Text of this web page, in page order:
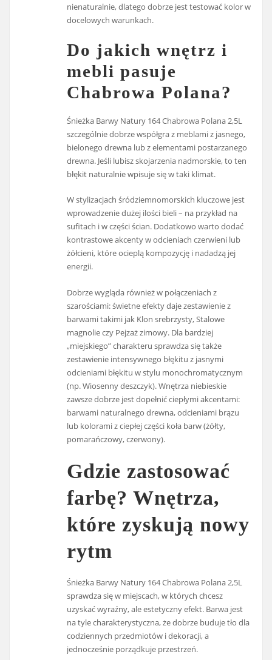
nienaturalnie, dlatego dobrze jest testować kolor w
docelowych warunkach.
Do jakich wnętrz i
mebli pasuje
Chabrowa Polana?
Śnieżka Barwy Natury 164 Chabrowa Polana 2,5L
szczególnie dobrze współgra z meblami z jasnego,
bielonego drewna lub z elementami postarzanego
drewna. Jeśli lubisz skojarzenia nadmorskie, to ten
błękit naturalnie wpisuje się w taki klimat.
W stylizacjach śródziemnomorskich kluczowe jest
wprowadzenie dużej ilości bieli – na przykład na
sufitach i w części ścian. Dodatkowo warto dodać
kontrastowe akcenty w odcieniach czerwieni lub
żółcieni, które ocieplą kompozycję i nadadzą jej
energii.
Dobrze wygląda również w połączeniach z
szarościami: świetne efekty daje zestawienie z
barwami takimi jak Klon srebrzysty, Stalowe
magnolie czy Pejzaż zimowy. Dla bardziej
„miejskiego” charakteru sprawdza się także
zestawienie intensywnego błękitu z jasnymi
odcieniami błękitu w stylu monochromatycznym
(np. Wiosenny deszczyk). Wnętrza niebieskie
zawsze dobrze jest dopełnić ciepłymi akcentami:
barwami naturalnego drewna, odcieniami brązu
lub kolorami z ciepłej części koła barw (żółty,
pomarańczowy, czerwony).
Gdzie zastosować
farbę? Wnętrza,
które zyskują nowy
rytm
Śnieżka Barwy Natury 164 Chabrowa Polana 2,5L
sprawdza się w miejscach, w których chcesz
uzyskać wyraźny, ale estetyczny efekt. Barwa jest
na tyle charakterystyczna, że dobrze buduje tło dla
codziennych przedmiotów i dekoracji, a
jednocześnie porządkuje przestrzeń.